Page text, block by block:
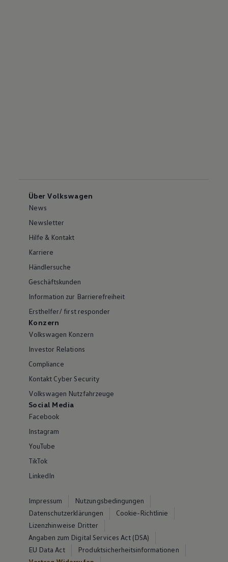
Über Volkswagen
News
Newsletter
Hilfe & Kontakt
Karriere
Händlersuche
Geschäftskunden
Information zur Barrierefreiheit
Ersthelfer/ first responder
Konzern
Volkswagen Konzern
Investor Relations
Compliance
Kontakt Cyber Security
Volkswagen Nutzfahrzeuge
Social Media
Facebook
Instagram
YouTube
TikTok
LinkedIn
Impressum
Nutzungsbedingungen
Datenschutzerklärungen
Cookie-Richtlinie
Lizenzhinweise Dritter
Angaben zum Digital Services Act (DSA)
EU Data Act
Produktsicherheitsinformationen